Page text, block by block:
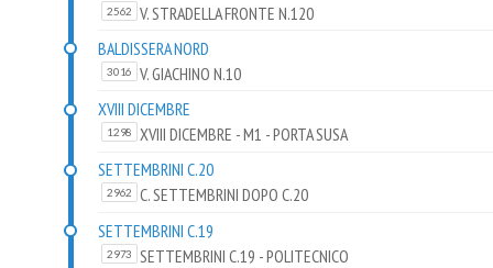
2562
V. STRADELLA FRONTE N.120
BALDISSERA NORD
3016
V. GIACHINO N.10
XVIII DICEMBRE
1298
XVIII DICEMBRE - M1 - PORTA SUSA
SETTEMBRINI C.20
2962
C. SETTEMBRINI DOPO C.20
SETTEMBRINI C.19
2973
SETTEMBRINI C.19 - POLITECNICO